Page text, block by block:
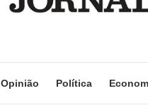
Opinião Política